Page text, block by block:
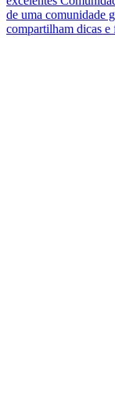
de uma comunidade
compartilham dicas e